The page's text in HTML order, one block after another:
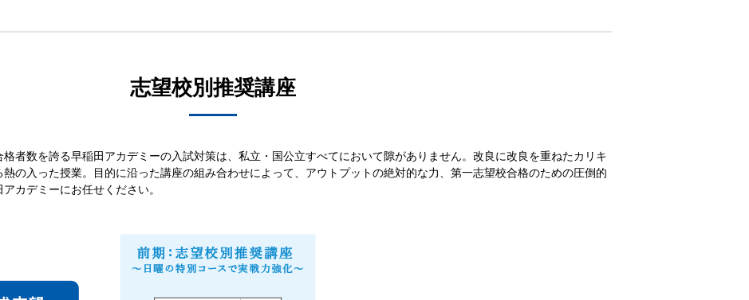
志望校別推奨講座
者数を誇る早稲田アカデミーの入試対策は、私立・国公立すべてにおいて隙がありません。改良に改良を重ねたカリキ
の入った授業。目的に沿った講座の組み合わせによって、アウトプットの絶対的な力、第一志望校合格のための圧倒的
カデミーにお任せください。